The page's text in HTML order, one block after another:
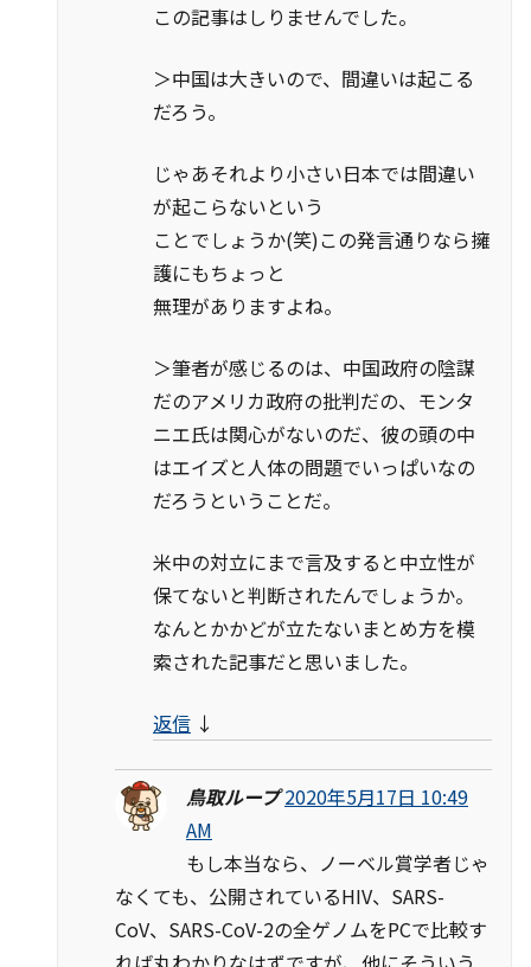
この記事はしりませんでした。
＞中国は大きいので、間違いは起こる
だろう。
じゃあそれより小さい日本では間違い
が起こらないという
ことでしょうか(笑)この発言通りなら擁
護にもちょっと
無理がありますよね。
＞筆者が感じるのは、中国政府の陰謀
だのアメリカ政府の批判だの、モンタ
ニエ氏は関心がないのだ、彼の頭の中
はエイズと人体の問題でいっぱいなの
だろう――ということだ。
米中の対立にまで言及すると中立性が
保てないと判断されたんでしょうか。
なんとかかどが立たないまとめ方を模
索された記事だと思いました。
返信 ↓
鳥取ループ 2020年5月17日 10:49
AM
もし本当なら、ノーベル賞学者じゃ
なくても、公開されているHIV、SARS-
CoV、SARS-CoV-2の全ゲノムをPCで比較す